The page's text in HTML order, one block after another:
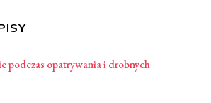
podczas opatrywania i drobnych